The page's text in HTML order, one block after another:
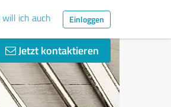
will ich auch Einloggen
Jetzt kontaktieren